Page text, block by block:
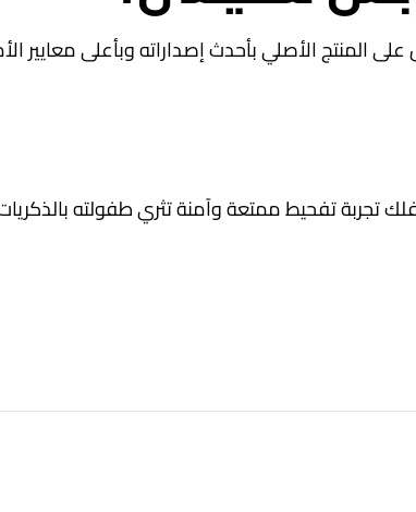
المنتج الأصلي بأحدث إصداراته وبأعلى معايير
طفلك تجربة تفحيط ممتعة وآمنة تثري طفولته